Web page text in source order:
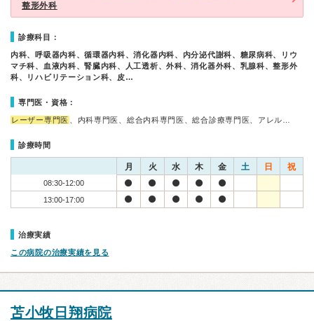
整形外科
診療科目：
内科、呼吸器内科、循環器内科、消化器内科、内分泌代謝科、糖尿病科、リウ
マチ科、血液内科、腎臓内科、人工透析、外科、消化器外科、乳腺科、整形外
科、リハビリテーション科、皮…
専門医・資格：
レーザー専門医 、内科専門医、総合内科専門医、総合診療専門医、アレル…
診療時間
月 火 水 木 金 土 日 祝
08:30-12:00
13:00-17:00
治療実績
この病院の治療実績を見る
苫小牧日翔病院